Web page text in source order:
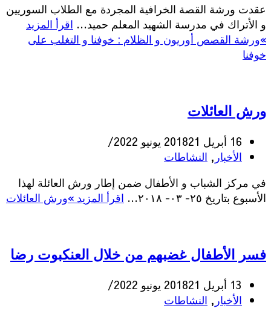
عقدت ورشة القصة الخرافية المجردة مع الطلاب السوريين
و الأتراك في مدرسة الشهيد المعلم حميد… اقرأ المزيد
»ورشة القصص أوريون و الظلام : خوفنا و التغلب على
خوفنا
ورش العائلات
16 أبريل 2018
21 يونيو 2022
الأخبار , النشاطات
في مركز الشباب و الأطفال ضمن إطار ورش العائلة لهذا
الأسبوع بتاريخ ٢٥- ٠٣- ٢٠١٨…
اقرأ المزيد »ورش العائلات
فسر الأطفال غضبهم من خلال العنكبوت رضا
13 أبريل 2018
21 يونيو 2022
الأخبار , النشاطات